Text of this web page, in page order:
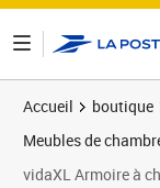
Accueil boutique
Meubles de
vidaXL Armoire à